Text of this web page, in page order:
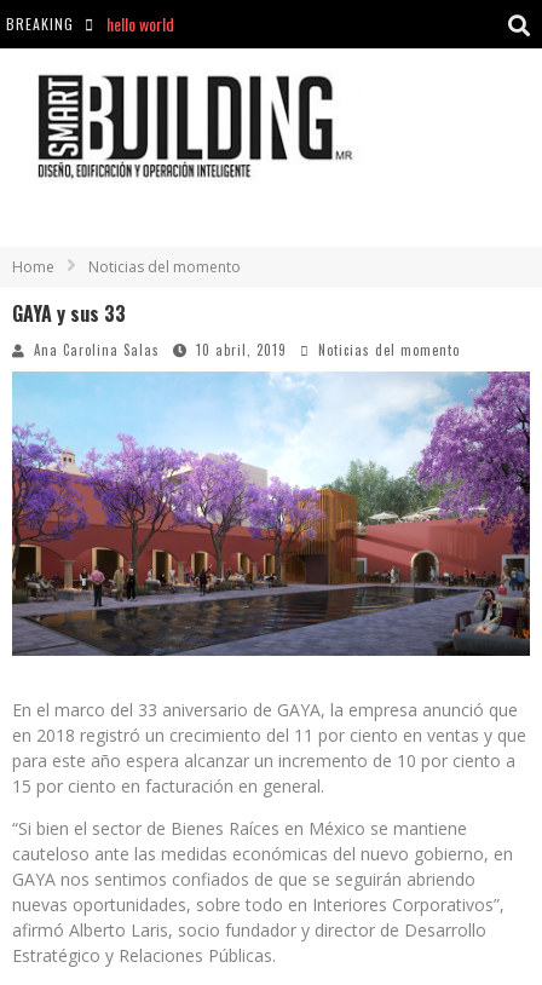
BREAKING
hello world
Home Noticias del momento
GAYA y sus 33
Ana Carolina Salas 10 abril, 2019 Noticias del momento
En el marco del 33 aniversario de GAYA, la empresa anunció que
en 2018 registró un crecimiento del 11 por ciento en ventas y que
para este año espera alcanzar un incremento de 10 por ciento a
15 por ciento en facturación en general.
“Si bien el sector de Bienes Raíces en México se mantiene
cauteloso ante las medidas económicas del nuevo gobierno, en
GAYA nos sentimos confiados de que se seguirán abriendo
nuevas oportunidades, sobre todo en Interiores Corporativos”,
afirmó Alberto Laris, socio fundador y director de Desarrollo
Estratégico y Relaciones Públicas.